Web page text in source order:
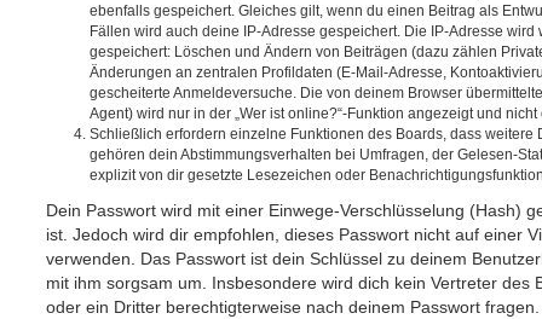
ebenfalls gespeichert. Gleiches gilt, wenn du einen Beitrag als
Fällen wird auch deine IP-Adresse gespeichert. Die IP-Adresse
gespeichert: Löschen und Ändern von Beiträgen (dazu zählen
Änderungen an zentralen Profildaten (E-Mail-Adresse,
gescheiterte Anmeldeversuche. Die von deinem Browser
Agent) wird nur in der „Wer ist online?“-Funktion angezeigt und
Schließlich erfordern einzelne Funktionen des Boards, dass weitere
gehören dein Abstimmungsverhalten bei Umfragen, der Gelesen-
explizit von dir gesetzte Lesezeichen oder
Dein Passwort wird mit einer Einwege-Verschlüsselung (Hash)
ist. Jedoch wird dir empfohlen, dieses Passwort nicht auf einer
verwenden. Das Passwort ist dein Schlüssel zu deinem
mit ihm sorgsam um. Insbesondere wird dich kein Vertreter des
oder ein Dritter berechtigterweise nach deinem Passwort